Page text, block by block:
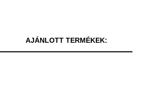
AJÁNLOTT TERMÉKEK: